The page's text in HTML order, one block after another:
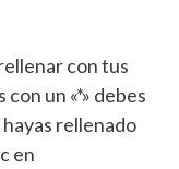
con tus
un «*» debes
rellenado
en